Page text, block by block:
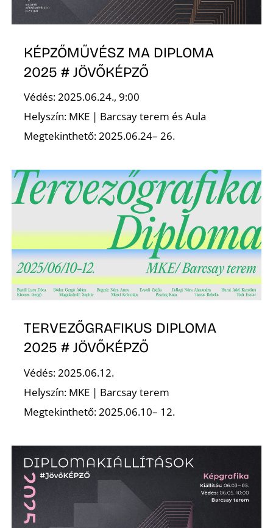
KÉPZŐMŰVÉSZ MA DIPLOMA
2025 # JÖVŐKÉPZŐ
Védés: 2025.06.24., 9:00
Helyszín: MKE | Barcsay terem és Aula
Megtekinthető: 2025.06.24– 26.
TERVEZŐGRAFIKUS DIPLOMA
2025 # JÖVŐKÉPZŐ
Védés: 2025.06.12.
Helyszín: MKE | Barcsay terem
Megtekinthető: 2025.06.10– 12.